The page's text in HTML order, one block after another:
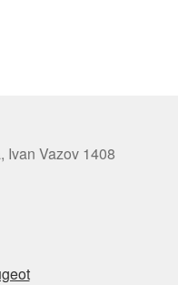
Ivan Vazov 1408